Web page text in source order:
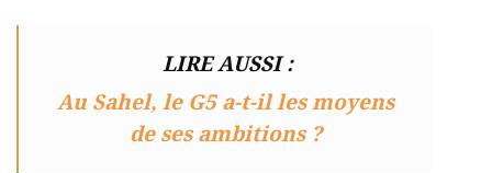
LIRE AUSSI :
Au Sahel, le G5 a-t-il les moyens
de ses ambitions ?